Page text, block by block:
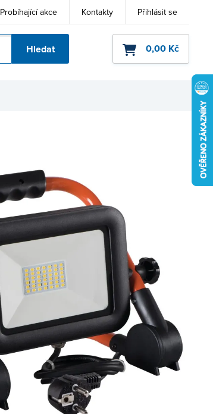
Probíhající akce Kontakty Přihlásit se
Hledat 0,00 Kč